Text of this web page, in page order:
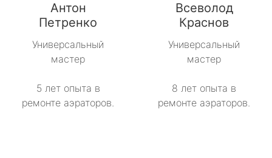
Антон
Петренко
Универсальный
мастер
5 лет опыта в
ремонте аэраторов.
Всеволод
Краснов
Универсальный
мастер
8 лет опыта в
ремонте аэраторов.